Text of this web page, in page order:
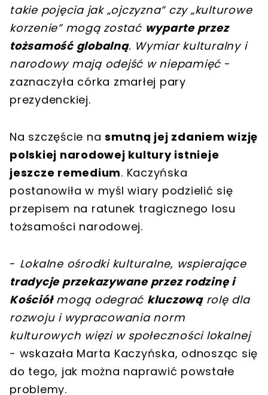
takie pojęcia jak „ojczyzna” czy „kulturowe
korzenie” mogą zostać wyparte przez
tożsamość globalną. Wymiar kulturalny i
narodowy mają odejść w niepamięć -
zaznaczyła córka zmarłej pary
prezydenckiej.
Na szczęście na smutną jej zdaniem wizję
polskiej narodowej kultury istnieje
jeszcze remedium. Kaczyńska
postanowiła w myśl wiary podzielić się
przepisem na ratunek tragicznego losu
tożsamości narodowej.
- Lokalne ośrodki kulturalne, wspierające
tradycje przekazywane przez rodzinę i
Kościółmogą odegrać kluczowąrolę dla
rozwoju i wypracowania norm
kulturowych więzi w społeczności lokalnej
- wskazała Marta Kaczyńska, odnosząc się
do tego, jak można naprawić powstałe
problemy.